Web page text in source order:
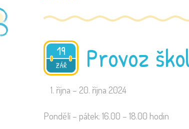
19
ZÁŘ
2024 Provoz
října – 20. října 2024
Pondělí – pátek: 16.00 – 18.00 hodin